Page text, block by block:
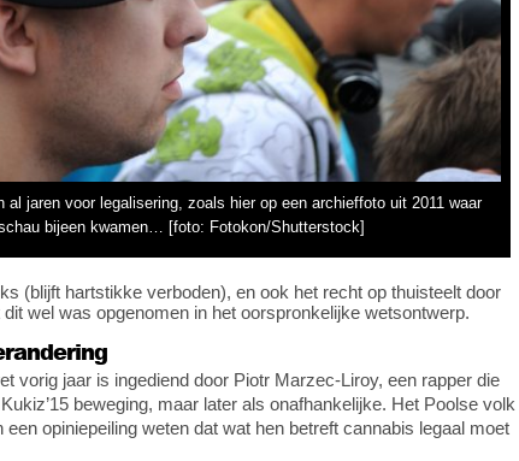
jaren voor legalisering, zoals hier op een archieffoto uit 2011 waar
bijeen kwamen… [foto: Fotokon/Shutterstock]
(blijft hartstikke verboden), en ook het recht op thuisteelt door
wel was opgenomen in het oorspronkelijke wetsontwerp.
vorig jaar is ingediend door Piotr Marzec-Liroy, een rapper die
beweging, maar later als onafhankelijke. Het Poolse volk
opiniepeiling weten dat wat hen betreft cannabis legaal moet